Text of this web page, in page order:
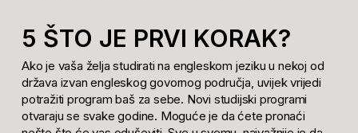
5 ŠTO JE PRVI KORAK?
Ako je vaša želja studirati na engleskom jeziku u nekoj od
država izvan engleskog govornog područja, uvijek vrijedi
potražiti program baš za sebe. Novi studijski programi
otvaraju se svake godine. Moguće je da ćete pronaći